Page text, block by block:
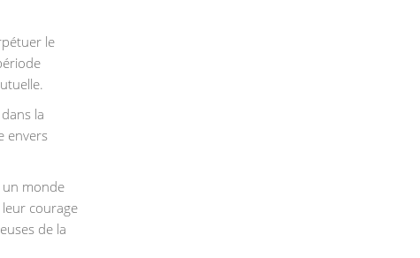
le
la
envers
un monde
courage
de la